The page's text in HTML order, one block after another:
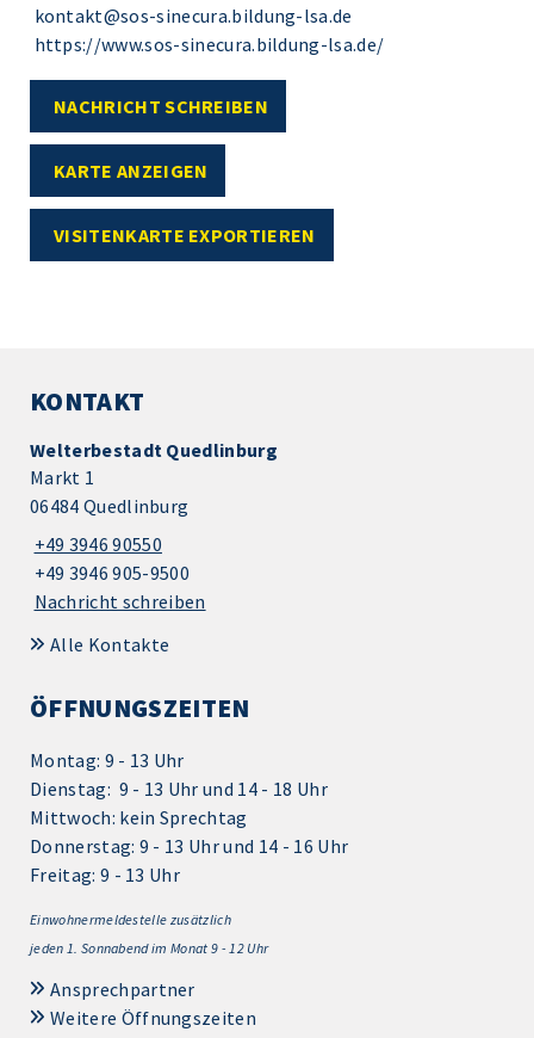
kontakt@sos-sinecura.bildung-lsa.de
https://www.sos-sinecura.bildung-lsa.de/
NACHRICHT SCHREIBEN
KARTE ANZEIGEN
VISITENKARTE EXPORTIEREN
KONTAKT
Welterbestadt Quedlinburg
Markt 1
06484 Quedlinburg
+49 3946 90550
+49 3946 905-9500
Nachricht schreiben
Alle Kontakte
ÖFFNUNGSZEITEN
Montag: 9 - 13 Uhr
Dienstag: 9 - 13 Uhr und 14 - 18 Uhr
Mittwoch: kein Sprechtag
Donnerstag: 9 - 13 Uhr und 14 - 16 Uhr
Freitag: 9 - 13 Uhr
Einwohnermeldestelle zusätzlich
jeden 1. Sonnabend im Monat 9 - 12 Uhr
Ansprechpartner
Weitere Öffnungszeiten